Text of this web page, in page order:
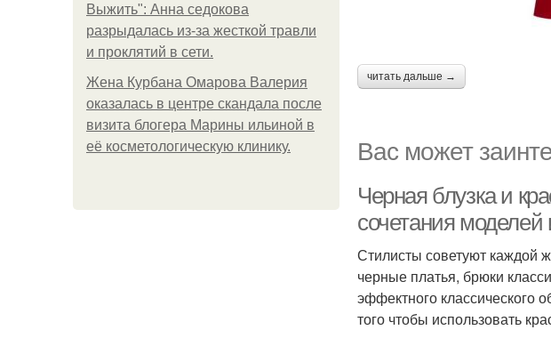
Выжить": Анна седокова
разрыдалась из-за жесткой травли
и проклятий в сети.
Жена Курбана Омарова Валерия
оказалась в центре скандала после
визита блогера Марины ильиной в
её косметологическую клинику.
читать дальше →
Вас может
Черная блузка и
сочетания
Стилисты советуют каждой
черные платья, брюки
эффектного классического
того чтобы использовать